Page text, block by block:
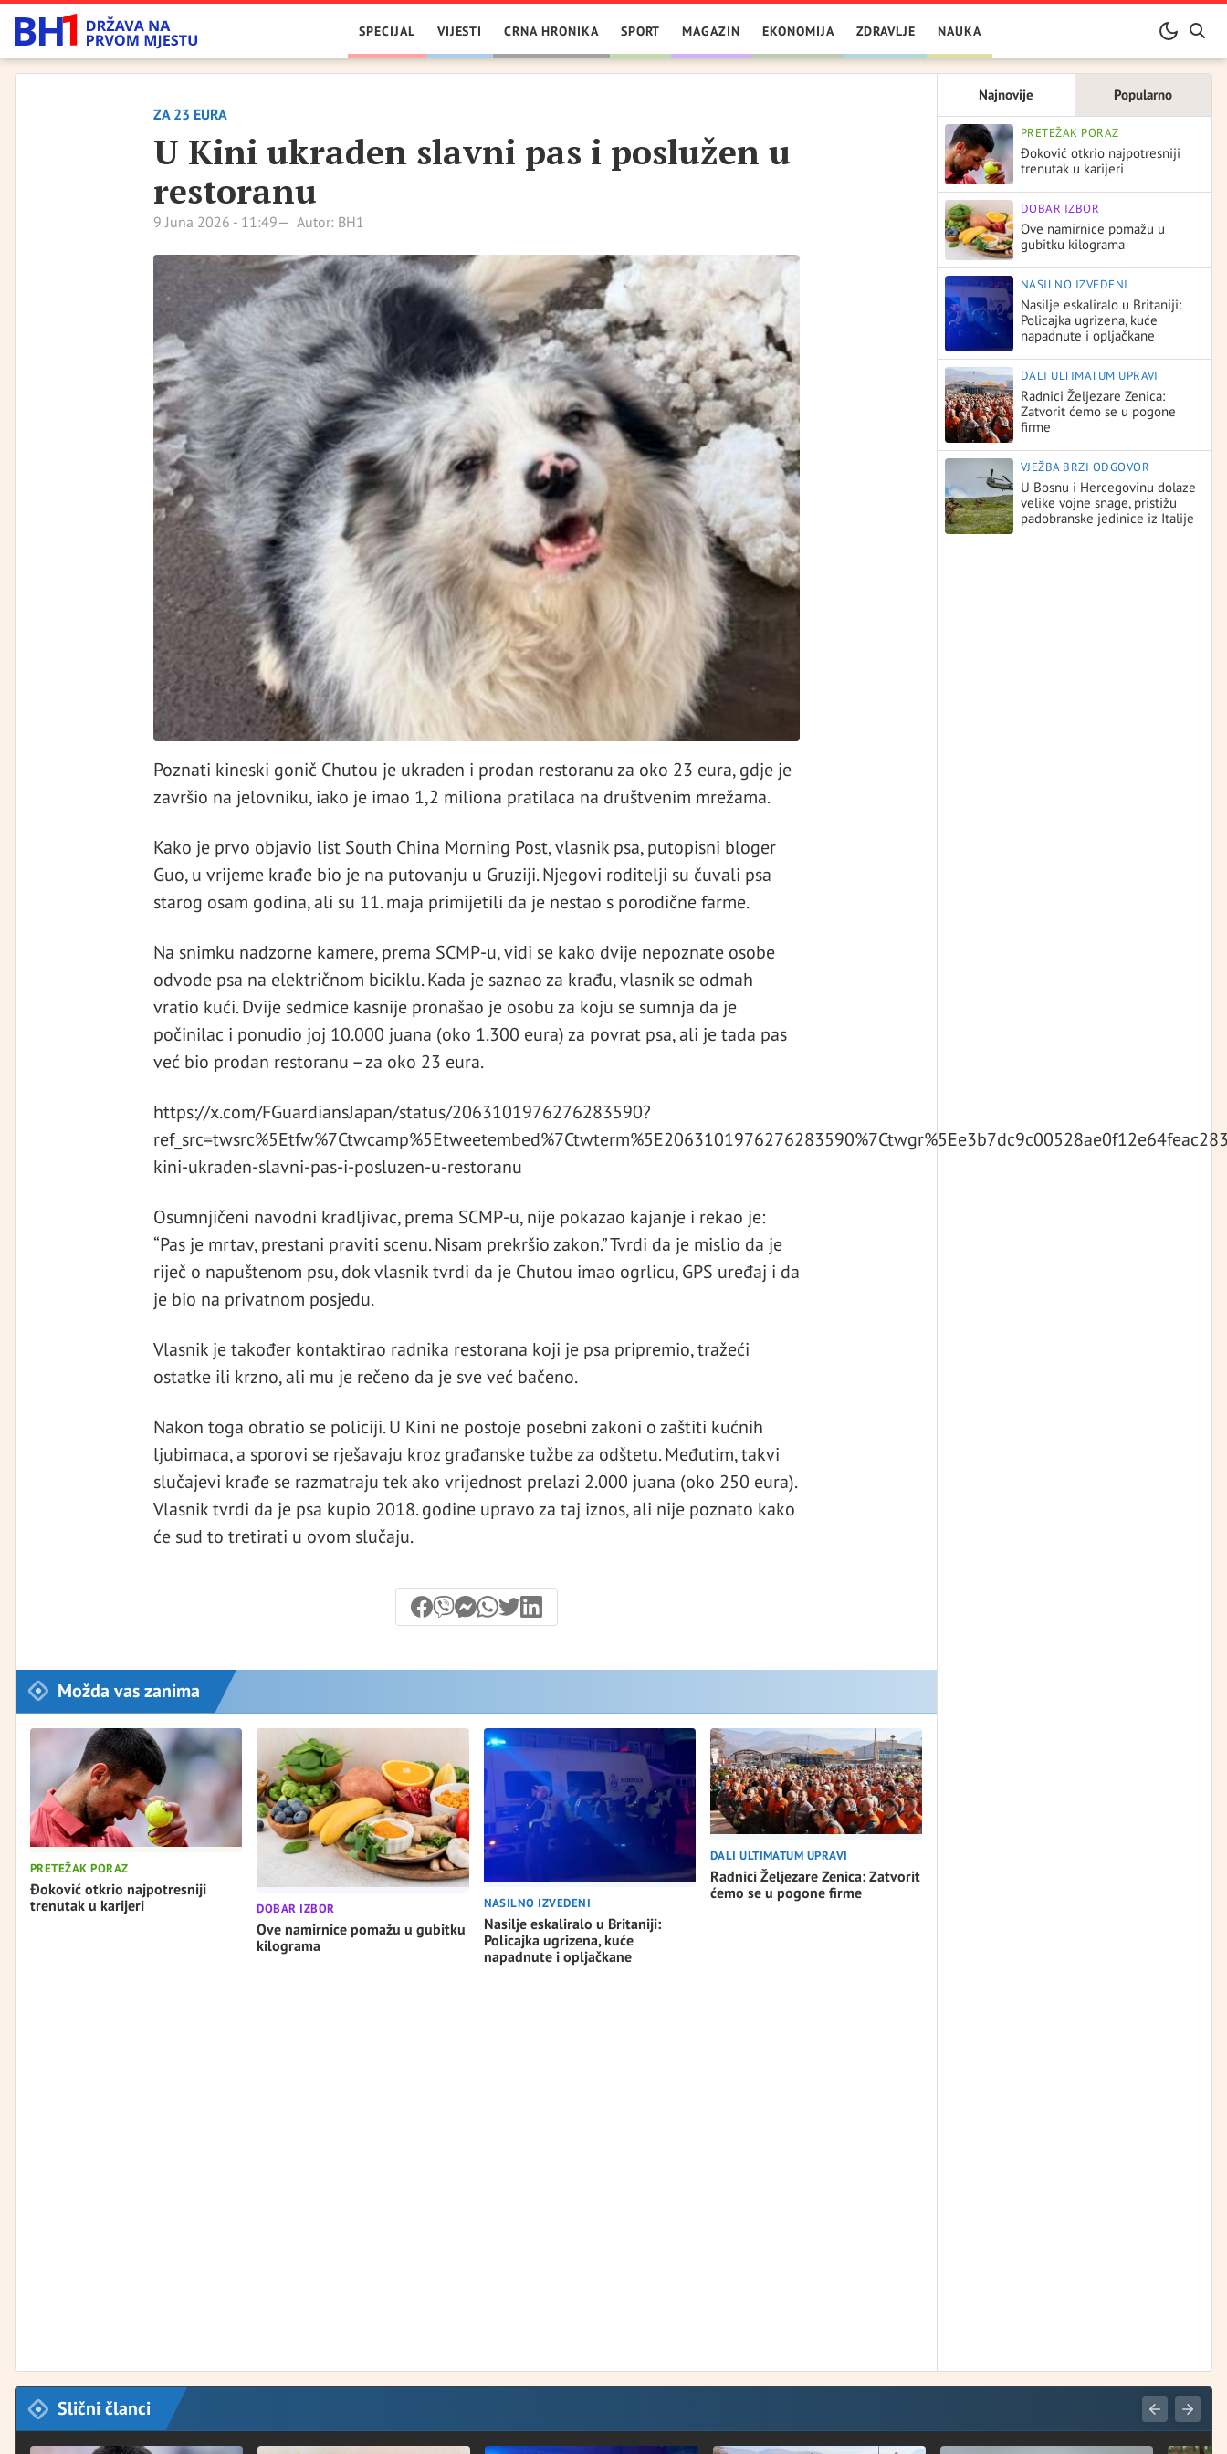
SPECIJAL VIJESTI CRNA HRONIKA SPORT MAGAZIN EKONOMIJA ZDRAVLJE NAUKA
ZA 23 EURA
U Kini ukraden slavni pas i poslužen u
restoranu
9 Juna 2026 - 11:49 Autor: BH1
Poznati kineski gonič Chutou je ukraden i prodan restoranu za oko 23 eura, gdje je
završio na jelovniku, iako je imao 1,2 miliona pratilaca na društvenim mrežama.
Kako je prvo objavio list South China Morning Post, vlasnik psa, putopisni bloger
Guo, u vrijeme krađe bio je na putovanju u Gruziji. Njegovi roditelji su čuvali psa
starog osam godina, ali su 11. maja primijetili da je nestao s porodične farme.
Na snimku nadzorne kamere, prema SCMP-u, vidi se kako dvije nepoznate osobe
odvode psa na električnom biciklu. Kada je saznao za krađu, vlasnik se odmah
vratio kući. Dvije sedmice kasnije pronašao je osobu za koju se sumnja da je
počinilac i ponudio joj 10.000 juana (oko 1.300 eura) za povrat psa, ali je tada pas
već bio prodan restoranu – za oko 23 eura.
https://x.com/FGuardiansJapan/status/2063101976276283590?
kini-ukraden-slavni-pas-i-posluzen-u-restoranu
Osumnjičeni navodni kradljivac, prema SCMP-u, nije pokazao kajanje i rekao je:
“Pas je mrtav, prestani praviti scenu. Nisam prekršio zakon.” Tvrdi da je mislio da je
riječ o napuštenom psu, dok vlasnik tvrdi da je Chutou imao ogrlicu, GPS uređaj i da
je bio na privatnom posjedu.
Vlasnik je također kontaktirao radnika restorana koji je psa pripremio, tražeći
ostatke ili krzno, ali mu je rečeno da je sve već bačeno.
Nakon toga obratio se policiji. U Kini ne postoje posebni zakoni o zaštiti kućnih
ljubimaca, a sporovi se rješavaju kroz građanske tužbe za odštetu. Međutim, takvi
slučajevi krađe se razmatraju tek ako vrijednost prelazi 2.000 juana (oko 250 eura).
Vlasnik tvrdi da je psa kupio 2018. godine upravo za taj iznos, ali nije poznato kako
će sud to tretirati u ovom slučaju.
Možda vas zanima
PRETEŽAK PORAZ
Đoković otkrio najpotresniji
trenutak u karijeri
DOBAR IZBOR
Ove namirnice pomažu u gubitku
kilograma
NASILNO IZVEDENI
Nasilje eskaliralo u Britaniji:
Policajka ugrizena, kuće
napadnute i opljačkane
DALI ULTIMATUM UPRAVI
Radnici Željezare Zenica: Zatvorit
ćemo se u pogone firme
Najnovije Popularno
PRETEŽAK PORAZ
Đoković otkrio najpotresniji
trenutak u karijeri
DOBAR IZBOR
Ove namirnice pomažu u
gubitku kilograma
NASILNO IZVEDENI
Nasilje eskaliralo u Britaniji:
Policajka ugrizena, kuće
napadnute i opljačkane
DALI ULTIMATUM UPRAVI
Radnici Željezare Zenica:
Zatvorit ćemo se u pogone
firme
VJEŽBA BRZI ODGOVOR
U Bosnu i Hercegovinu dolaze
velike vojne snage, pristižu
padobranske jedinice iz Italije
Slični članci